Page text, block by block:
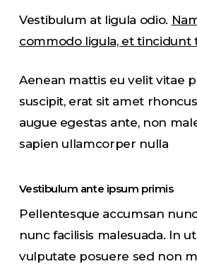
Vestibulum at ligula odio.
commodo ligula, et tincidunt
Aenean mattis eu velit vitae
suscipit, erat sit amet
augue egestas ante, non
sapien ullamcorper nulla
Vestibulum ante ipsum primis
Pellentesque accumsan
nunc facilisis malesuada. In
vulputate posuere sed non